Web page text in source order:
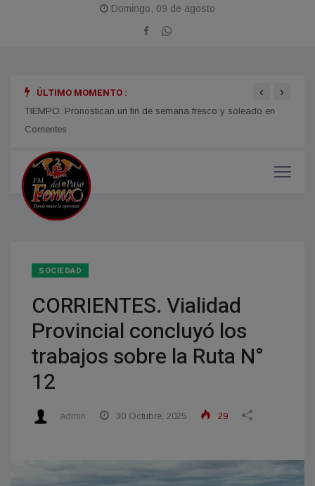
Domingo, 09 de agosto
ÚLTIMO MOMENTO :
TIEMPO. Pronostican un fin de semana fresco y soleado en
Corrientes
‹ ›
SOCIEDAD
CORRIENTES. Vialidad
Provincial concluyó los
trabajos sobre la Ruta N°
12
admin 30 Octubre, 2025 29